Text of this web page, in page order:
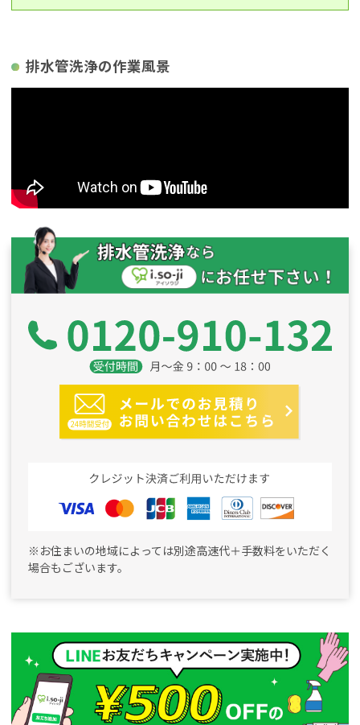
排水管洗浄の作業風景
※お住まいの地域によっては別途高速代＋手数料をいただく
場合もございます。